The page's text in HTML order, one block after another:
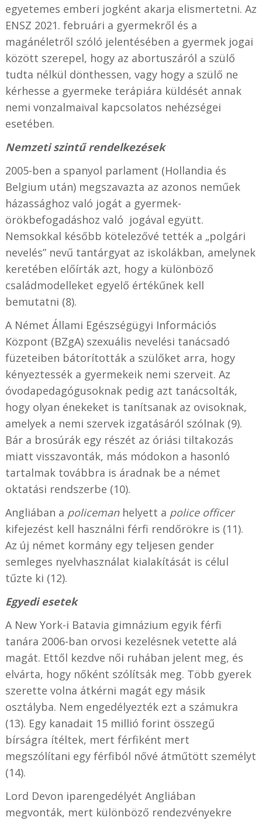
egyetemes emberi jogként akarja elismertetni. Az
ENSZ 2021. februári a gyermekről és a
magánéletről szóló jelentésében a gyermek jogai
között szerepel, hogy az abortuszáról a szülő
tudta nélkül dönthessen, vagy hogy a szülő ne
kérhesse a gyermeke terápiára küldését annak
nemi vonzalmaival kapcsolatos nehézségei
esetében.
Nemzeti szintű rendelkezések
2005-ben a spanyol parlament (Hollandia és
Belgium után) megszavazta az azonos neműek
házassághoz való jogát a gyermek-
örökbefogadáshoz való jogával együtt.
Nemsokkal később kötelezővé tették a „polgári
nevelés” nevű tantárgyat az iskolákban, amelynek
keretében előírták azt, hogy a különböző
családmodelleket egyelő értékűnek kell
bemutatni (8).
A Német Állami Egészségügyi Információs
Központ (BZgA) szexuális nevelési tanácsadó
füzeteiben bátorították a szülőket arra, hogy
kényeztessék a gyermekeik nemi szerveit. Az
óvodapedagógusoknak pedig azt tanácsolták,
hogy olyan énekeket is tanítsanak az ovisoknak,
amelyek a nemi szervek izgatásáról szólnak (9).
Bár a brosúrák egy részét az óriási tiltakozás
miatt visszavonták, más módokon a hasonló
tartalmak továbbra is áradnak be a német
oktatási rendszerbe (10).
Angliában a policemanhelyett a police officer
kifejezést kell használni férfi rendőrökre is (11).
Az új német kormány egy teljesen gender
semleges nyelvhasználat kialakítását is célul
tűzte ki (12).
Egyedi esetek
A New York-i Batavia gimnázium egyik férfi
tanára 2006-ban orvosi kezelésnek vetette alá
magát. Ettől kezdve női ruhában jelent meg, és
elvárta, hogy nőként szólítsák meg. Több gyerek
szerette volna átkérni magát egy másik
osztályba. Nem engedélyezték ezt a számukra
(13). Egy kanadait 15 millió forint összegű
bírságra ítéltek, mert férfiként mert
megszólítani egy férfiból nővé átműtött személyt
(14).
Lord Devon iparengedélyét Angliában
megvonták, mert különböző rendezvényekre